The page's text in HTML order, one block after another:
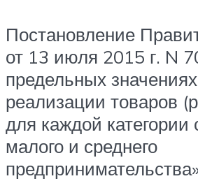
Постановление
от 13 июля 2015 г. N
предельных
реализации товаров
для каждой категории
малого и среднего